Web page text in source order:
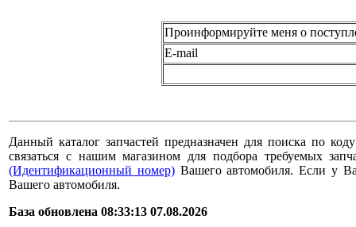
Проинформируйте меня о
E-mail
Данный каталог запчастей предназначен для поиска по
связаться с нашим магазином для подбора требуемых
(Идентификационный номер)Вашего автомобиля. Если у
Вашего автомобиля.
База обновлена 08:33:13 07.08.2026